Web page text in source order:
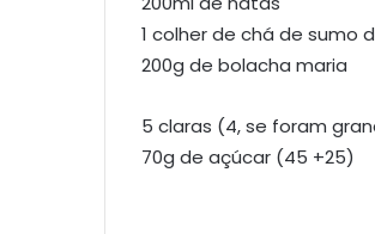
1 colher de chá de sumo
200g de bolacha maria
5 claras (4, se foram
70g de açúcar (45 +25)